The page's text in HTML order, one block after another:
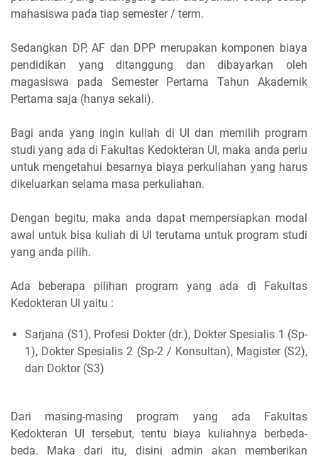
mahasiswa pada tiap semester / term.
Sedangkan DP, AF dan DPP merupakan komponen biaya
pendidikan yang ditanggung dan dibayarkan oleh
magasiswa pada Semester Pertama Tahun Akademik
Pertama saja (hanya sekali).
Bagi anda yang ingin kuliah di UI dan memilih program
studi yang ada di Fakultas Kedokteran UI, maka anda perlu
untuk mengetahui besarnya biaya perkuliahan yang harus
dikeluarkan selama masa perkuliahan.
Dengan begitu, maka anda dapat mempersiapkan modal
awal untuk bisa kuliah di UI terutama untuk program studi
yang anda pilih.
Ada beberapa pilihan program yang ada di Fakultas
Kedokteran UI yaitu :
Sarjana (S1), Profesi Dokter (dr.), Dokter Spesialis 1 (Sp-
1), Dokter Spesialis 2 (Sp-2 / Konsultan), Magister (S2),
dan Doktor (S3)
Dari masing-masing program yang ada Fakultas
Kedokteran UI tersebut, tentu biaya kuliahnya berbeda-
beda. Maka dari itu, disini admin akan memberikan